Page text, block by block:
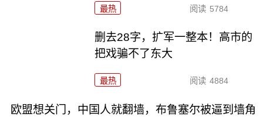
最热 阅读 5784
删去28字，扩军一整本！高市的
把戏骗不了东大
最热 阅读 4884
欧盟想关门，中国人就翻墙，布鲁塞尔被逼到墙角